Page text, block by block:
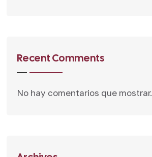
Recent Comments
No hay comentarios que mostrar.